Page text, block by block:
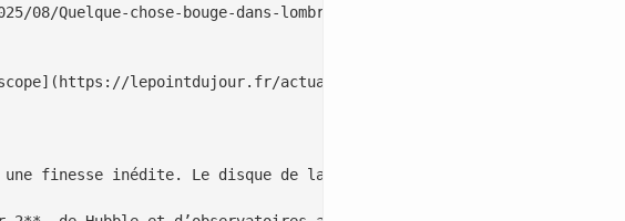
Quelque-chose-bouge-dans-lombre-imaginez-James-Webb-detectant-
lepointdujour.fr/actualite/4756-selon-60-millions-4-
une finesse inédite. Le disque de la planète s’assombrit dans